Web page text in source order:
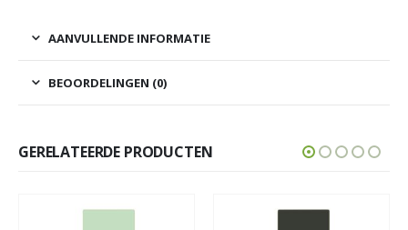
AANVULLENDE INFORMATIE
BEOORDELINGEN (0)
GERELATEERDE PRODUCTEN